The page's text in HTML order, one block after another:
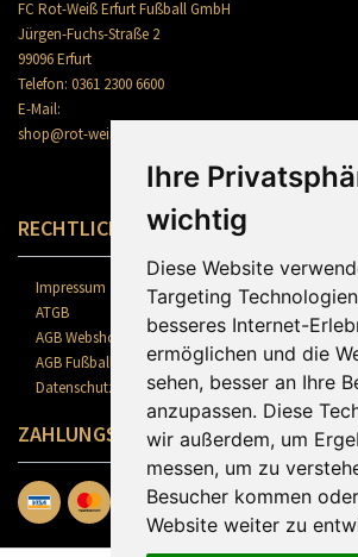
Ihre
wichtig
Diese Website
Targeting
besseres Internet-
ermöglichen und die
sehen, besser an Ihre
anzupassen. Diese
wir außerdem, um
messen, um zu
Besucher kommen
Website weiter zu
FC Rot-Weiß Erfurt Fußball GmbH
Jürgen-Fuchs-Straße 2
99096 Erfurt
Telefon: 0361 2300 6600
E-Mail:
shop@rot-weiss-erfurt.de
RECHTLICHES
Impressum
ATGB
AGB Webshop
AGB Fußballschule
Datenschutz
ZAHLUNGSARTEN